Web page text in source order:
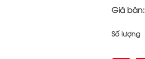
Giá bán:
Số lượng